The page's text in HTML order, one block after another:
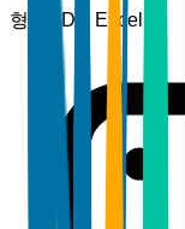
형식 PDF, Excel